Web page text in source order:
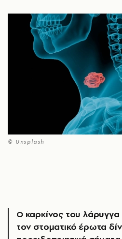
© Unsplash
Ο καρκίνος του λάρυγγα
τον στοματικό έρωτα